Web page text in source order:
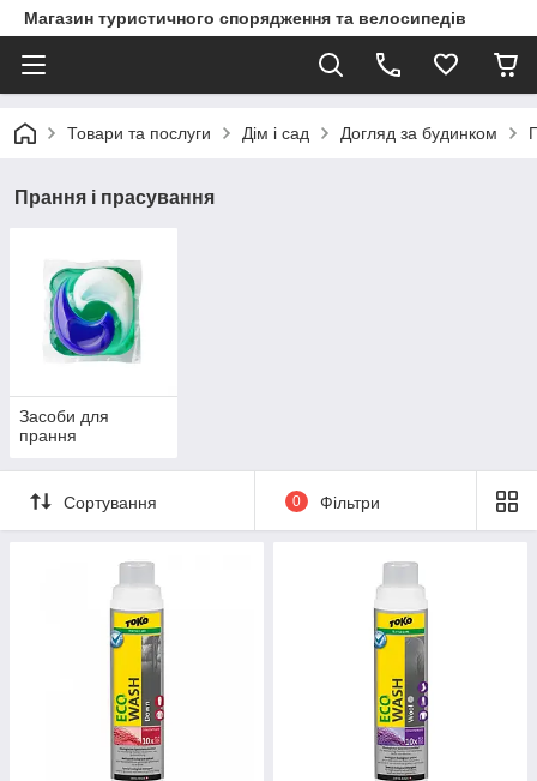
Магазин туристичного спорядження та велосипедів
Товари та послуги Дім і сад Догляд за будинком
Прання і прасування
Засоби для
прання
Сортування 0 Фільтри